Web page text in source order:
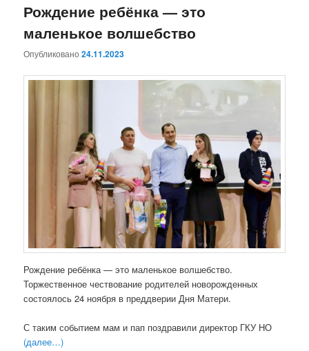
Рождение ребёнка — это
маленькое волшебство
Опубликовано24.11.2023
Рождение ребёнка — это маленькое волшебство.
Торжественное чествование родителей новорожденных
состоялось 24 ноября в преддверии Дня Матери.
С таким событием мам и пап поздравили директор ГКУ НО
(далее…)